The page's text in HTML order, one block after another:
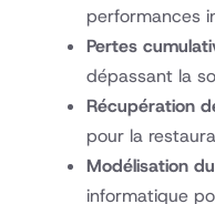
performances
Pertes
dépassant la
Récupération
pour la
Modélisation
informatique